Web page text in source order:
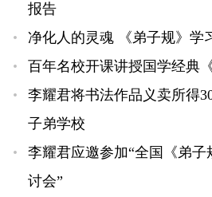
报告
净化人的灵魂 《弟子规》学
百年名校开课讲授国学经典
李耀君将书法作品义卖所得
子弟学校
李耀君应邀参加“全国《弟
讨会”